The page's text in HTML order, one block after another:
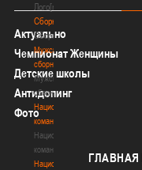
Лого[modid=121]
Сборные
Сборные
Мужские
сборные
Мужские
сборные
Национальная
команда
Национальная
команда
Национальная
Актуально
Чемпионат Женщины
Детские школы
Антидопинг
Фото
ГЛАВНАЯ